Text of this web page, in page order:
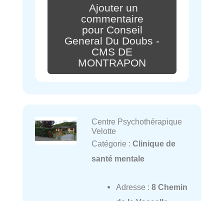
Ajouter un
commentaire
pour Conseil
General Du Doubs -
CMS DE
MONTRAPON
Centre Psychothérapique
Velotte
Catégorie : Clinique de
santé mentale
Adresse : 8 Chemin